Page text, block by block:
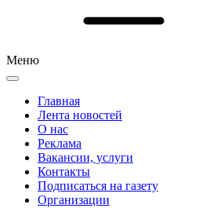
Меню
Главная
Лента новостей
О нас
Реклама
Вакансии, услуги
Контакты
Подписаться на газету
Организации